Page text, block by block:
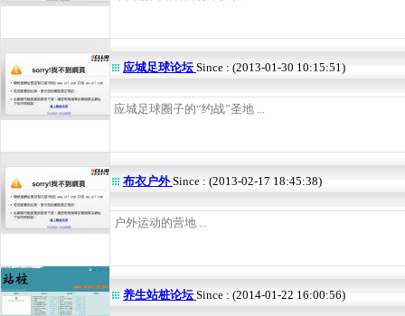
应城足球论坛Since : (2013-01-30 10:15:51)
应城足球圈子的“约战”圣地 ...
布衣户外Since : (2013-02-17 18:45:38)
户外运动的营地 ...
养生站桩论坛Since : (2014-01-22 16:00:56)